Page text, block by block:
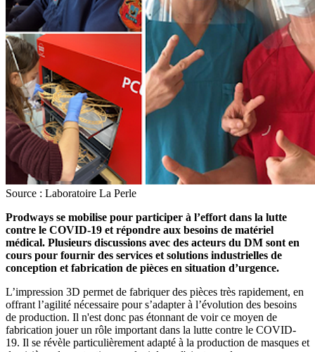
Source : Laboratoire La Perle
Prodways se mobilise pour participer à l’effort dans la lutte
contre le COVID-19 et répondre aux besoins de matériel
médical. Plusieurs discussions avec des acteurs du DM sont en
cours pour fournir des services et solutions industrielles de
conception et fabrication de pièces en situation d’urgence.
L’impression 3D permet de fabriquer des pièces très rapidement, en
offrant l’agilité nécessaire pour s’adapter à l’évolution des besoins
de production. Il n'est donc pas étonnant de voir ce moyen de
fabrication jouer un rôle important dans la lutte contre le COVID-
19. Il se révèle particulièrement adapté à la production de masques et